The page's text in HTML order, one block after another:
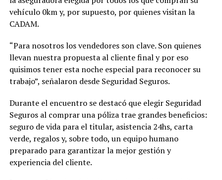
vehículo 0km y, por supuesto, por quienes visitan la
CADAM.
“Para nosotros los vendedores son clave. Son quienes
llevan nuestra propuesta al cliente final y por eso
quisimos tener esta noche especial para reconocer su
trabajo”, señalaron desde Seguridad Seguros.
Durante el encuentro se destacó que elegir Seguridad
Seguros al comprar una póliza trae grandes beneficios:
seguro de vida para el titular, asistencia 24hs, carta
verde, regalos y, sobre todo, un equipo humano
preparado para garantizar la mejor gestión y
experiencia del cliente.